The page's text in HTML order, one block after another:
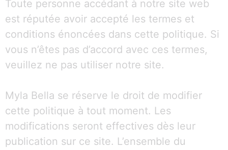
Toute personne accédant à notre site web
est réputée avoir accepté les termes et
conditions énoncées dans cette politique. Si
vous n’êtes pas d’accord avec ces termes,
veuillez ne pas utiliser notre site.
Myla Bella se réserve le droit de modifier
cette politique à tout moment. Les
modifications seront effectives dès leur
publication sur ce site. L’ensemble du